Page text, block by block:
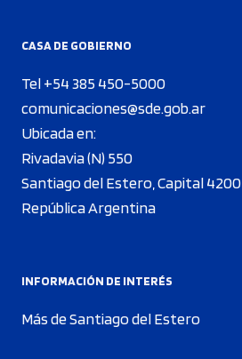
CASA DE GOBIERNO
Tel +54 385 450-5000
comunicaciones@sde.gob.ar
Ubicada en:
Rivadavia (N) 550
Santiago del Estero, Capital 4200
República Argentina
INFORMACIÓN DE INTERÉS
Más de Santiago del Estero